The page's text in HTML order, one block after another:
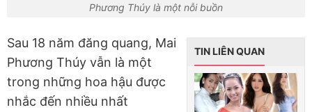
Phương Thúy là một nỗi buồn
TIN LIÊN QUAN
Sau 18 năm đăng quang, Mai
Phương Thúy vẫn là một
trong những hoa hậu được
nhắc đến nhiều nhất